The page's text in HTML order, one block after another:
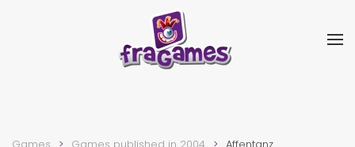
Skip to main content